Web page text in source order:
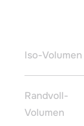
Iso-Volumen
Randvoll-
Volumen